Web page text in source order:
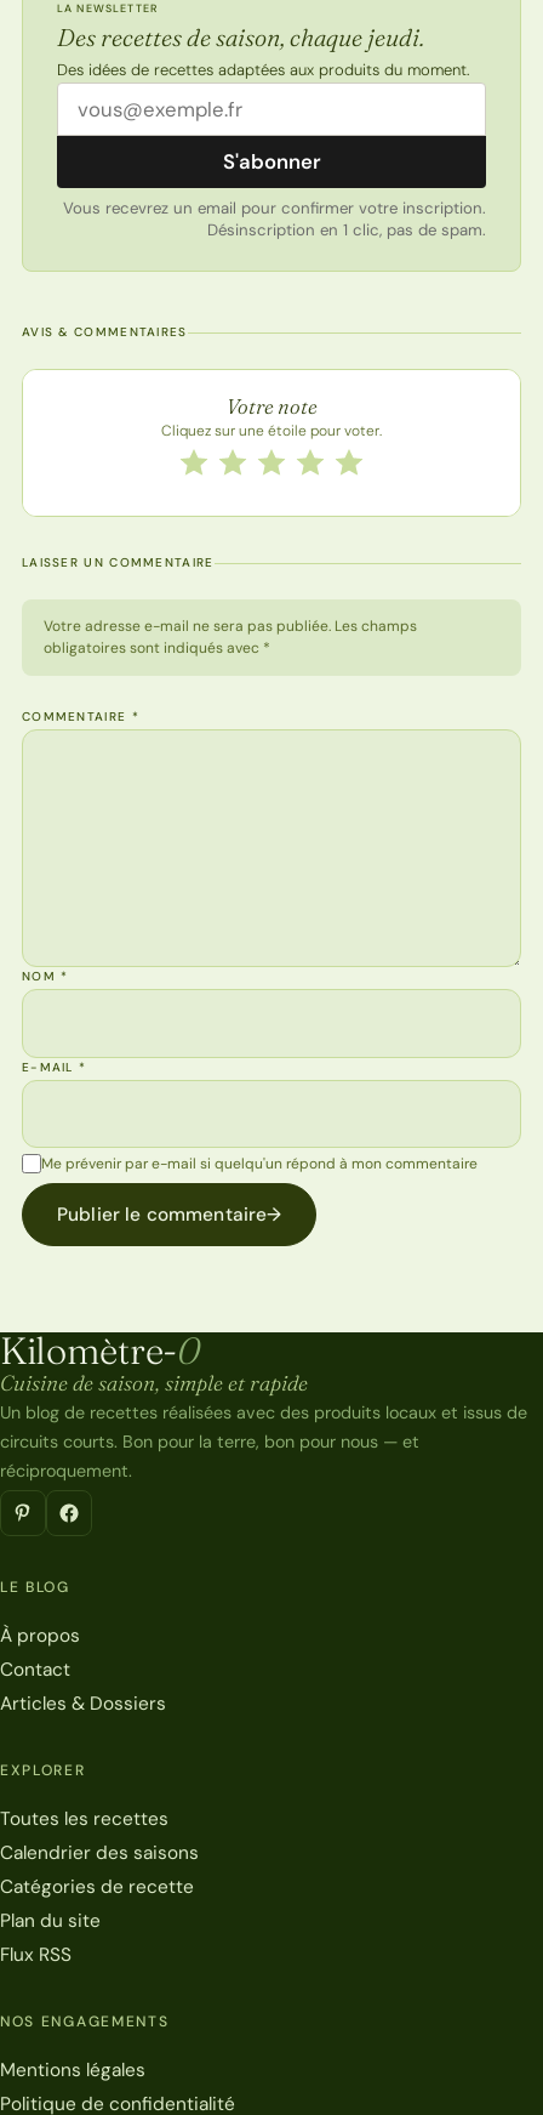
LA NEWSLETTER
Des recettes de saison, chaque jeudi.
Des idées de recettes adaptées aux produits du moment.
Adresse email
S'abonner
Vous recevrez un email pour confirmer votre inscription.
Désinscription en 1 clic, pas de spam.
AVIS & COMMENTAIRES
Note de la recette
Votre note
Cliquez sur une étoile pour voter.
Notez cette recette de 1 à 5 étoiles
5 étoiles
4 étoiles
3 étoiles
2 étoiles
1 étoile
LAISSER UN COMMENTAIRE
Votre adresse e-mail ne sera pas publiée. Les champs
obligatoires sont indiqués avec *
COMMENTAIRE *
NOM*
E-MAIL*
Me prévenir par e-mail si quelqu'un répond à mon commentaire
Publier le commentaire→
Kilomètre-0
Kilomètre-0
Cuisine de saison, simple et rapide
Un blog de recettes réalisées avec des produits locaux et issus de
circuits courts. Bon pour la terre, bon pour nous — et
réciproquement.
LE BLOG
À propos
Contact
Articles & Dossiers
EXPLORER
Toutes les recettes
Calendrier des saisons
Catégories de recette
Plan du site
Flux RSS
NOS ENGAGEMENTS
Mentions légales
Politique de confidentialité